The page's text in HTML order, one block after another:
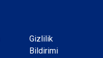
Gizlilik
Bildirimi